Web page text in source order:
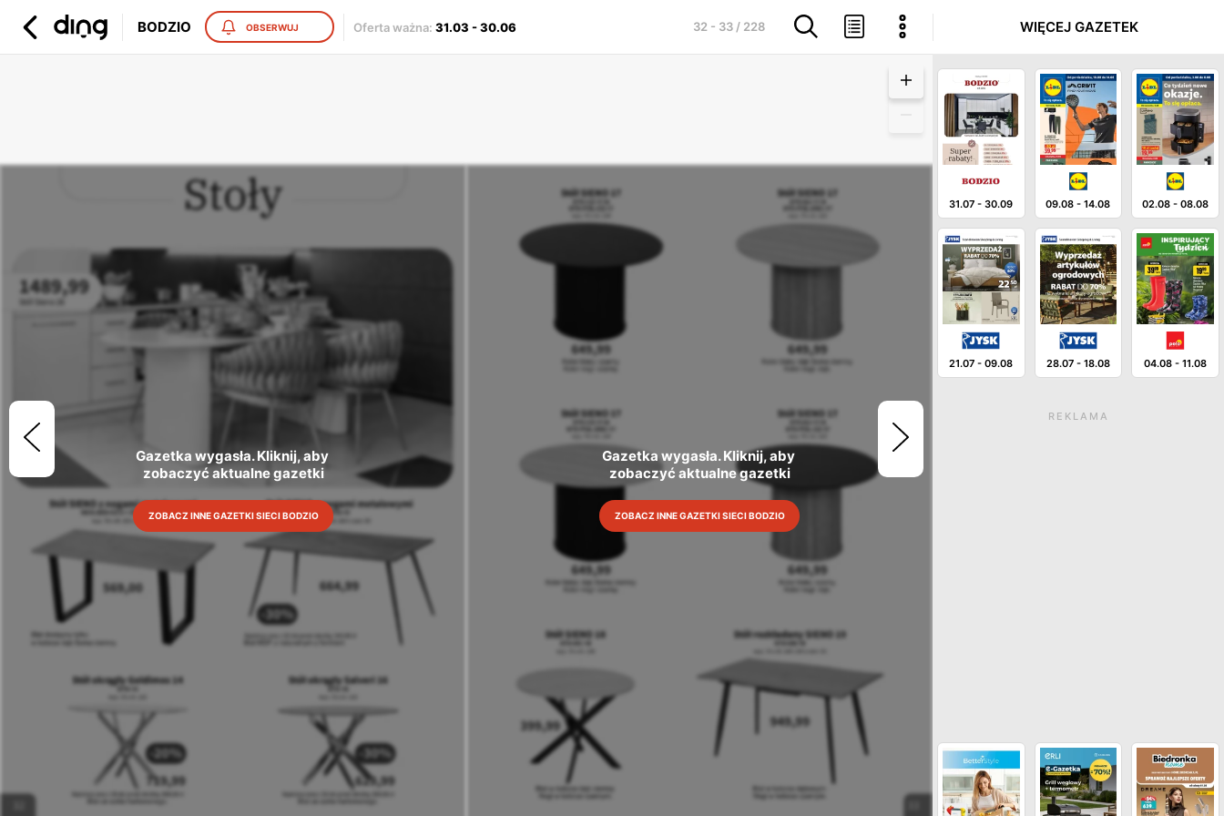
BODZIO OBSERWUJ Oferta ważna: 31.03 -30.06 32 - 33 / 228
Gazetka wygasła. Kliknij, aby
zobaczyć aktualne gazetki
ZOBACZ INNE GAZETKI SIECI BODZIO
Gazetka wygasła. Kliknij, aby
zobaczyć aktualne gazetki
ZOBACZ INNE GAZETKI SIECI BODZIO
WIĘCEJ GAZETEK
31.07 -30.09 09.08 -14.08 02.08 -08.08
21.07 -09.08 28.07- 18.08 04.08 -11.08
REKLAMA